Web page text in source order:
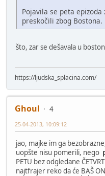
Pojavila se peta
preskočili zbog Bostona.
što, zar se dešavala u
https://ljudska_splacina.com/
Ghoul
4
25-04-2013, 10:09:12
jao, majke im ga
uopšte nisu pomerili, nego
PETU bez odgledane
najtfrajer reko da će BAŠ